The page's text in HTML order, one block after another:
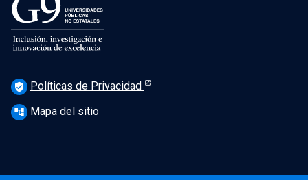
verified_user Políticas de Privacidad
account_tree Mapa del sitio